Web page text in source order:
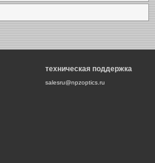
техническая поддержка
salesru@npzoptics.ru